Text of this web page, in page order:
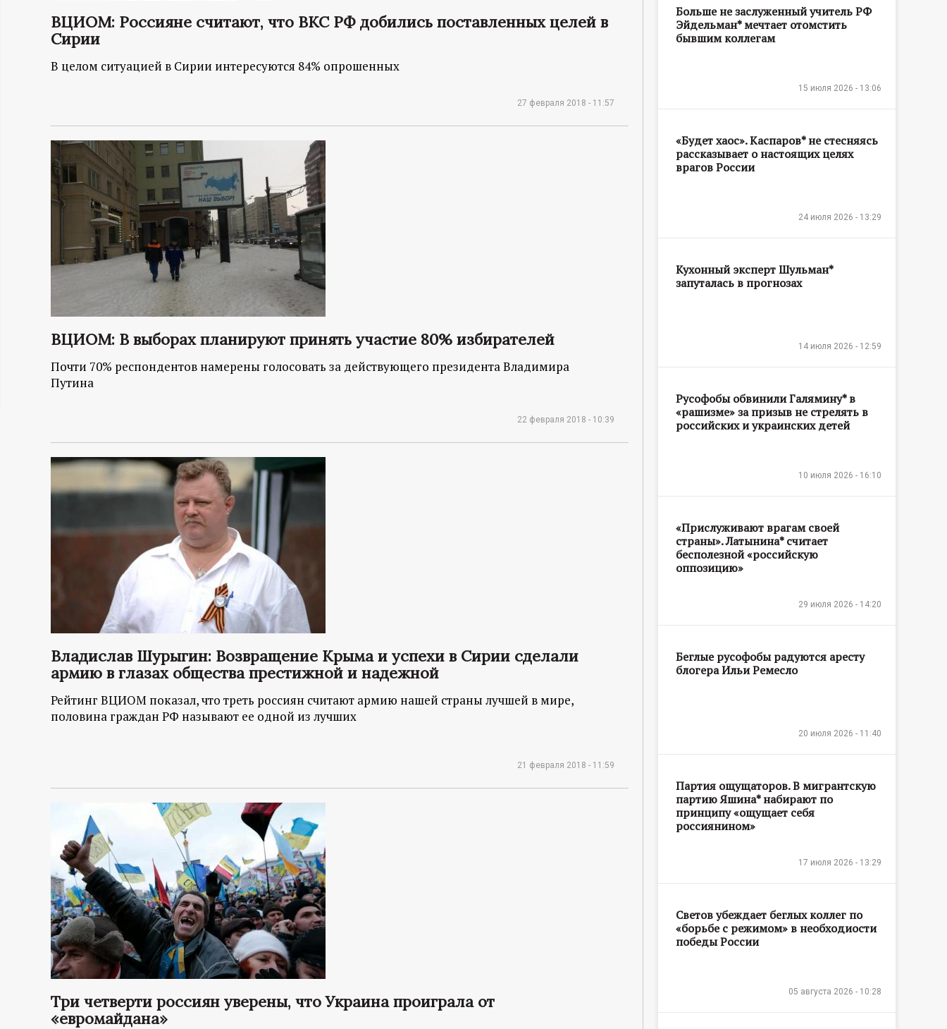
Н
-
н
ф
о
м
ц
и
н
н
й
п
о
р
т
а
ВЦИОМ: Россияне считают, что ВКС РФ добились поставленных целей в
Сирии
В целом ситуацией в Сирии интересуются 84% опрошенных
27 февраля 2018 - 11:57
ВЦИОМ: В выборах планируют принять участие 80% избирателей
Почти 70% респондентов намерены голосовать за действующего президента Владимира
Путина
22 февраля 2018 - 10:39
Владислав Шурыгин: Возвращение Крыма и успехи в Сирии сделали
армию в глазах общества престижной и надежной
Рейтинг ВЦИОМ показал, что треть россиян считают армию нашей страны лучшей в мире,
половина граждан РФ называют ее одной из лучших
21 февраля 2018 - 11:59
Три четверти россиян уверены, что Украина проиграла от
«евромайдана»
Больше не заслуженный учитель РФ
Эйдельман* мечтает отомстить
бывшим коллегам
15 июля 2026 - 13:06
«Будет хаос». Каспаров* не стесняясь
рассказывает о настоящих целях
врагов России
24 июля 2026 - 13:29
Кухонный эксперт Шульман*
запуталась в прогнозах
14 июля 2026 - 12:59
Русофобы обвинили Галямину* в
«рашизме» за призыв не стрелять в
российских и украинских детей
10 июля 2026 - 16:10
«Прислуживают врагам своей
страны». Латынина* считает
бесполезной «российскую
оппозицию»
29 июля 2026 - 14:20
Беглые русофобы радуются аресту
блогера Ильи Ремесло
20 июля 2026 - 11:40
Партия ощущаторов. В мигрантскую
партию Яшина* набирают по
принципу «ощущает себя
россиянином»
17 июля 2026 - 13:29
Светов убеждает беглых коллег по
«борьбе с режимом» в необходиости
победы России
05 августа 2026 - 10:28